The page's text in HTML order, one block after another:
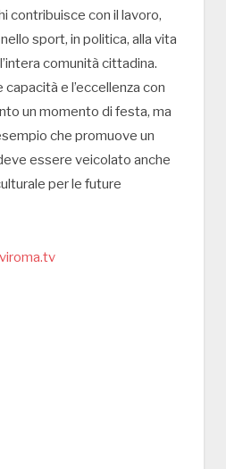
contribuisce con il lavoro,
sport, in politica, alla vita
comunità cittadina.
e l’eccellenza con
un momento di festa, ma
che promuove un
essere veicolato anche
per le future